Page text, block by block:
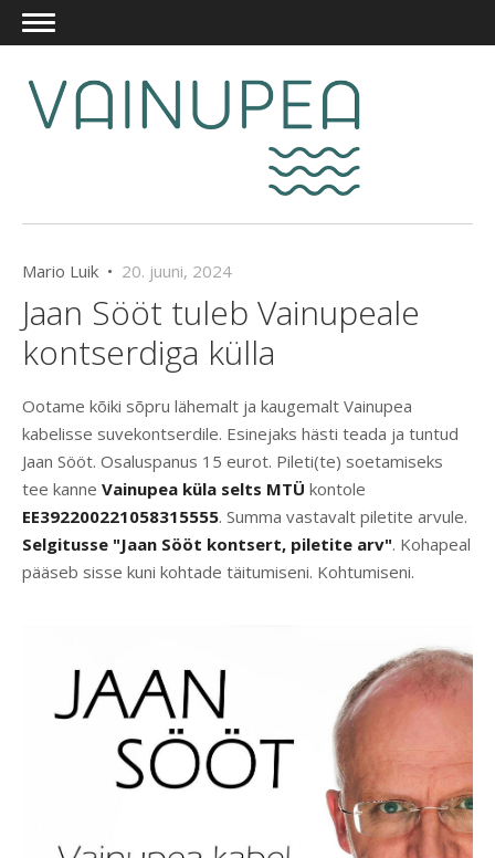
Mario Luik • 20. juuni, 2024
Jaan Sööt tuleb Vainupeale
kontserdiga külla
Ootame kõiki sõpru lähemalt ja kaugemalt Vainupea
kabelisse suvekontserdile. Esinejaks hästi teada ja tuntud
Jaan Sööt. Osaluspanus 15 eurot. Pileti(te) soetamiseks
tee kanne Vainupea küla selts MTÜ kontole
EE392200221058315555. Summa vastavalt piletite arvule.
Selgitusse "Jaan Sööt kontsert, piletite arv". Kohapeal
pääseb sisse kuni kohtade täitumiseni. Kohtumiseni.